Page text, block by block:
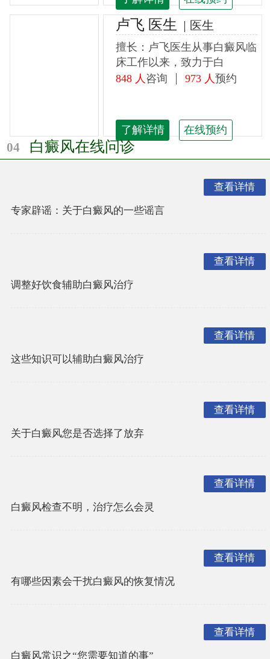
卢飞 医生 医生
擅长：卢飞医生从事白癜风临
床工作以来，致力于白
848 人 咨询 973 人预约
了解详情 在线预约
04 白癜风在线问诊
专家辟谣：关于白癜风的一些谣言
查看详情
调整好饮食辅助白癜风治疗
查看详情
这些知识可以辅助白癜风治疗
查看详情
关于白癜风您是否选择了放弃
查看详情
白癜风检查不明，治疗怎么会灵
查看详情
有哪些因素会干扰白癜风的恢复情况
查看详情
白癜风常识之“您需要知道的事”
查看详情